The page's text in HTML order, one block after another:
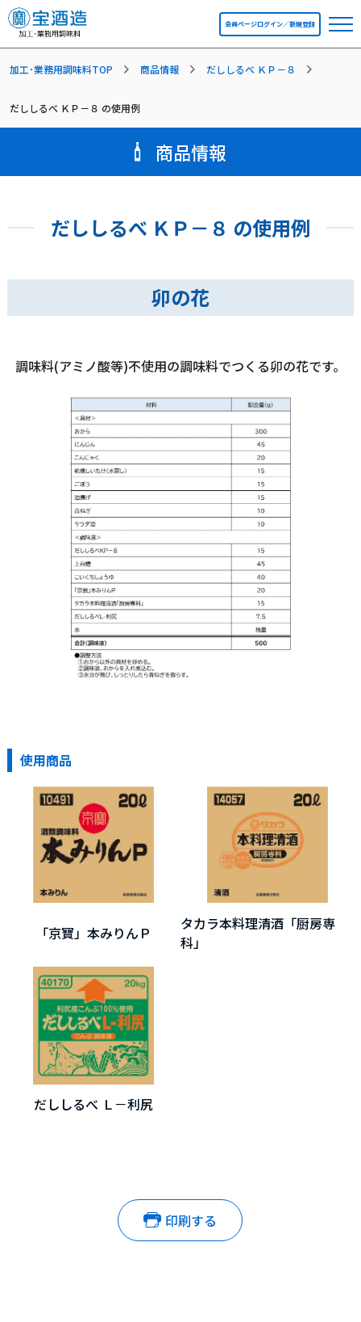
会員ページログイン／新規登録
加工･業務用調味料TOP 商品情報 だししるべ ＫＰ－８
だししるべ ＫＰ－８ の使用例
商品情報
だししるべ ＫＰ－８ の使用例
卯の花
調味料(アミノ酸等)不使用の調味料でつくる卯の花です。
使用商品
「京寶」本みりんＰ
タカラ本料理清酒「厨房専
科」
だししるべ Ｌ－利尻
印刷する